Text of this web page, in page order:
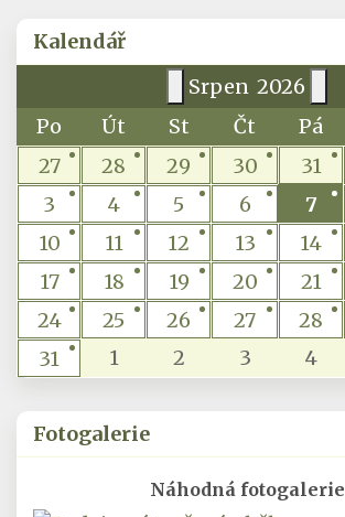
Kalendář
Srpen 2026
Po
Út St Čt Pá
27
28 29 30 31
3
4 5 6 7
10
11 12 13 14
17
18 19 20 21
24
25 26 27 28
31
1 2 3 4
Fotogalerie
Náhodná fotogalerie